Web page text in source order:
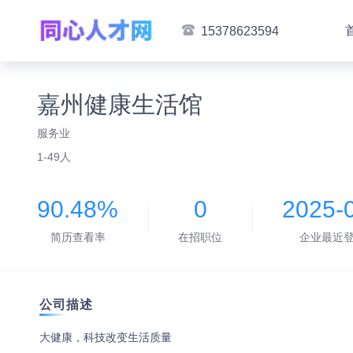
15378623594
嘉州健康生活馆
服务业
1-49人
90.48%
简历查看率
0
在招职位
2025-
企业最近
公司描述
大健康，科技改变生活质量